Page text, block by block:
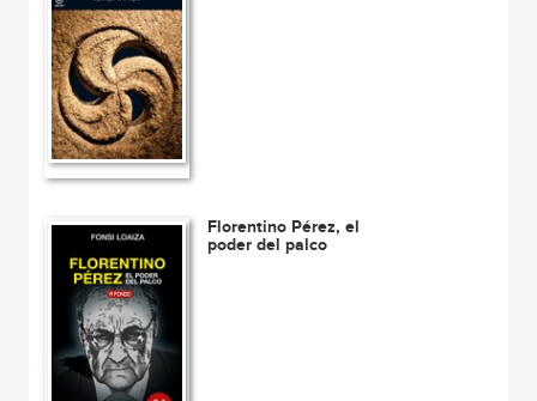
Florentino Pérez, el
poder del palco